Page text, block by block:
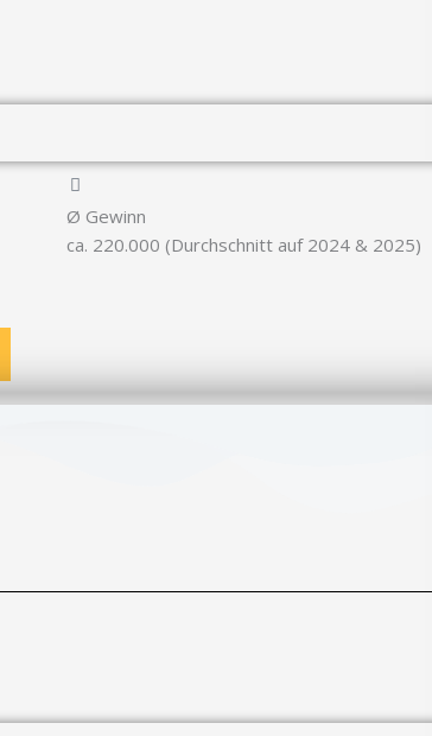
Ø Gewinn
ca. 220.000 (Durchschnitt auf 2024 & 2025)